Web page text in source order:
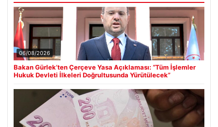
06/08/2026
Bakan Gürlek’ten Çerçeve Yasa Açıklaması: “Tüm İşlemler
Hukuk Devleti İlkeleri Doğrultusunda Yürütülecek”